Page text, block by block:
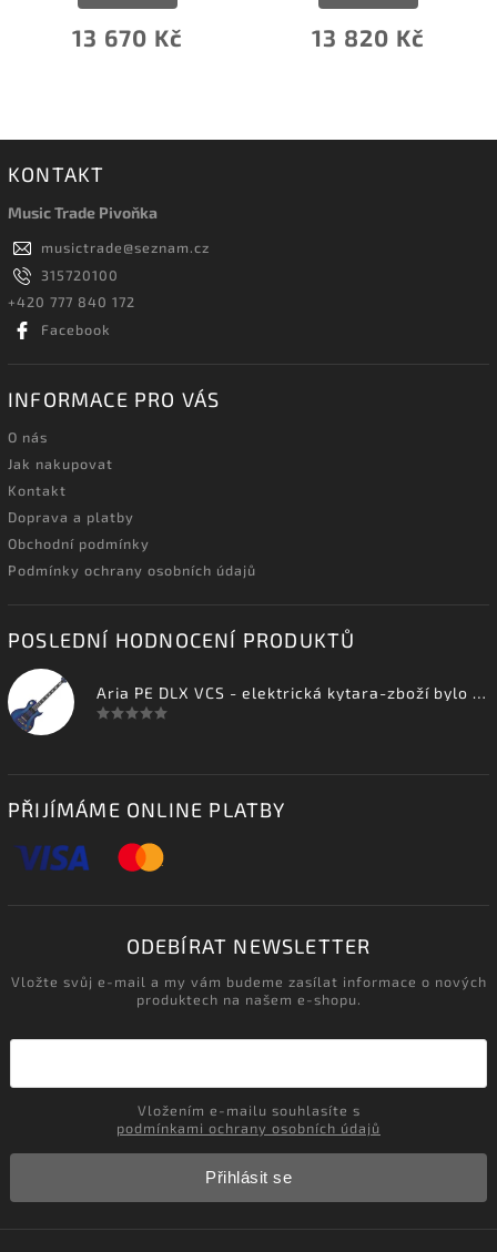
13 670 Kč 13 820 Kč
KONTAKT
Music Trade Pivoňka
musictrade@seznam.cz
315720100
+420 777 840 172
Facebook
INFORMACE PRO VÁS
O nás
Jak nakupovat
Kontakt
Doprava a platby
Obchodní podmínky
Podmínky ochrany osobních údajů
POSLEDNÍ HODNOCENÍ PRODUKTŮ
Aria PE DLX VCS - elektrická kytara-zboží bylo vystaveno na prodejně
PŘIJÍMÁME ONLINE PLATBY
ODEBÍRAT NEWSLETTER
Vložte svůj e-mail a my vám budeme zasílat informace o nových
produktech na našem e-shopu.
podmínkami ochrany osobních údajů
Přihlásit se